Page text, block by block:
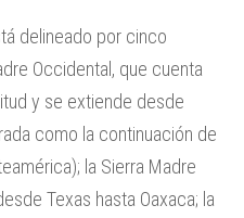
delineado por cinco
Occidental, que cuenta
y se extiende desde
como la continuación de
la Sierra Madre
Texas hasta Oaxaca; la